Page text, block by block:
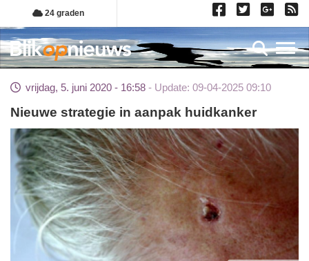
Overslaan
en
naar
de
gaan
24 graden
vrijdag, 5. juni 2020 - 16:58 Update: 09-04-2025 09:10
Nieuwe strategie in aanpak huidkanker